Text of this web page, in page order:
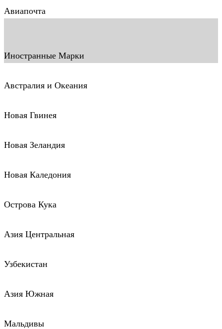
Авиапочта
Иностранные Марки
Австралия и Океания
Новая Гвинея
Новая Зеландия
Новая Каледония
Острова Кука
Азия Центральная
Узбекистан
Азия Южная
Мальдивы